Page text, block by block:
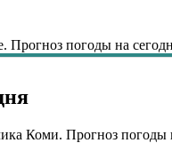
Прогноз погоды на
Коми. Прогноз погоды